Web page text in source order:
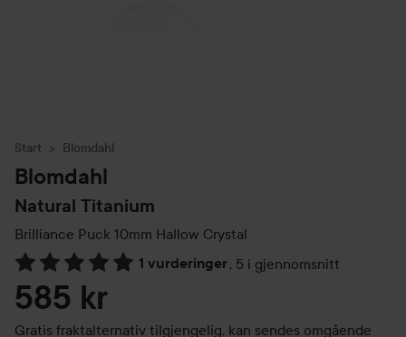
Start Blomdahl
Blomdahl
Natural Titanium
Brilliance Puck 10mm Hallow Crystal
1 vurderinger, 5 i gjennomsnitt
Gå til Vurderinger & anmeldelser
585 kr
Gratis fraktalternativ tilgjengelig, kan sendes omgående